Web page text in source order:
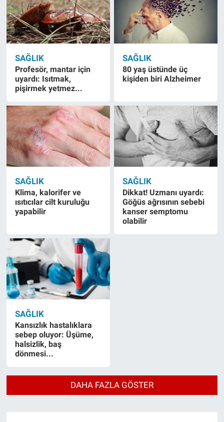
SAĞLIK
Profesör, mantar için
uyardı: Isıtmak,
pişirmek yetmez...
SAĞLIK
80 yaş üstünde üç
kişiden biri Alzheimer
SAĞLIK
Klima, kalorifer ve
ısıtıcılar cilt kuruluğu
yapabilir
SAĞLIK
Dikkat! Uzmanı uyardı:
Göğüs ağrısının sebebi
kanser semptomu
olabilir
SAĞLIK
Kansızlık hastalıklara
sebep oluyor: Üşüme,
halsizlik, baş
dönmesi...
DAHA FAZLA GÖSTER